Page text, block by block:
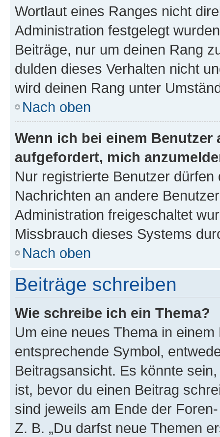
Wortlaut eines Ranges nicht
Administration festgelegt
Beiträge, nur um deinen Rang
dulden dieses Verhalten nicht
wird deinen Rang unter
Nach oben
Wenn ich bei einem
aufgefordert, mich
Nur registrierte Benutzer
Nachrichten an andere
Administration freigeschaltet
Missbrauch dieses Systems
Nach oben
Beiträge schreiben
Wie schreibe ich ein Thema?
Um eine neues Thema in
entsprechende Symbol,
Beitragsansicht. Es könnte
ist, bevor du einen Beitrag
sind jeweils am Ende der
Z. B. „Du darfst neue Themen